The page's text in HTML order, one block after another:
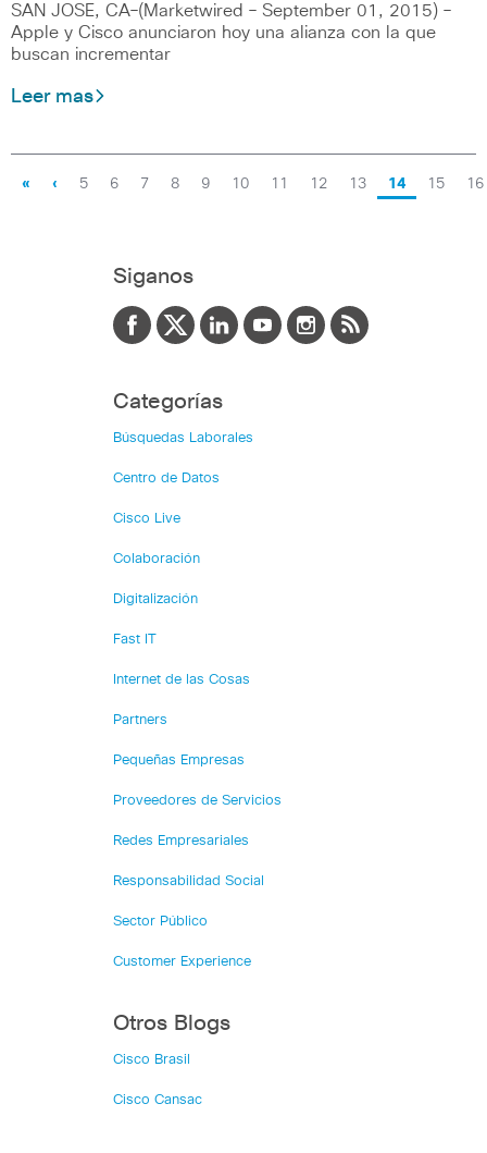
SAN JOSE, CA–(Marketwired – September 01, 2015) –
Apple y Cisco anunciaron hoy una alianza con la que
buscan incrementar
Leer mas
« ‹ 5 6 7 8 9 10 11 12 13 14 15 16
Siganos
Categorías
Búsquedas Laborales
Centro de Datos
Cisco Live
Colaboración
Digitalización
Fast IT
Internet de las Cosas
Partners
Pequeñas Empresas
Proveedores de Servicios
Redes Empresariales
Responsabilidad Social
Sector Público
Customer Experience
Otros Blogs
Cisco Brasil
Cisco Cansac